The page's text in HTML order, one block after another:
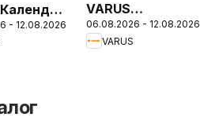
- 12.08.2026
VARUS
Різномаїжжя
щодня
06.08.2026 - 12.08.2026
VARUS